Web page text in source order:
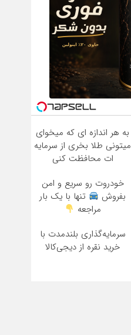
به هر اندازه ای که میخوای
میتونی طلا بخری از سرمایه
ات محافظت کنی
خودروت رو سریع و امن
بفروش
تنها با یک بار
مراجعه
سرمایه‌گذاری بلندمدت با
خرید نقره از دیجی‌کالا